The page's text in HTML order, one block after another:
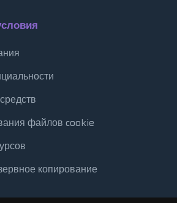
файлов cookie
копирование